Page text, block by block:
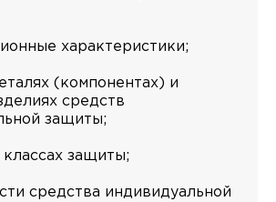
характеристики;
(компонентах) и
средств
защиты;
защиты;
средства индивидуальной